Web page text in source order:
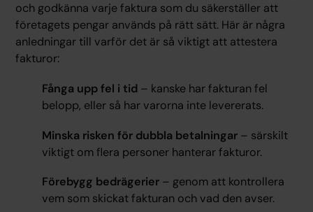
och godkänna varje faktura som du säkerställer att
företagets pengar används på rätt sätt. Här är några
anledningar till varför det är så viktigt att attestera
fakturor:
Fånga upp fel i tid – kanske har fakturan fel
belopp, eller så har varorna inte levererats.
Minska risken för dubbla betalningar – särskilt
viktigt om flera personer hanterar fakturor.
Förebygg bedrägerier – genom att kontrollera
vem som skickat fakturan och vad den avser.